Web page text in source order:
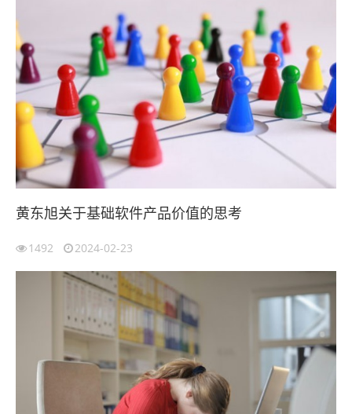
黄东旭关于基础软件产品价值的思考
1492 2024-02-23